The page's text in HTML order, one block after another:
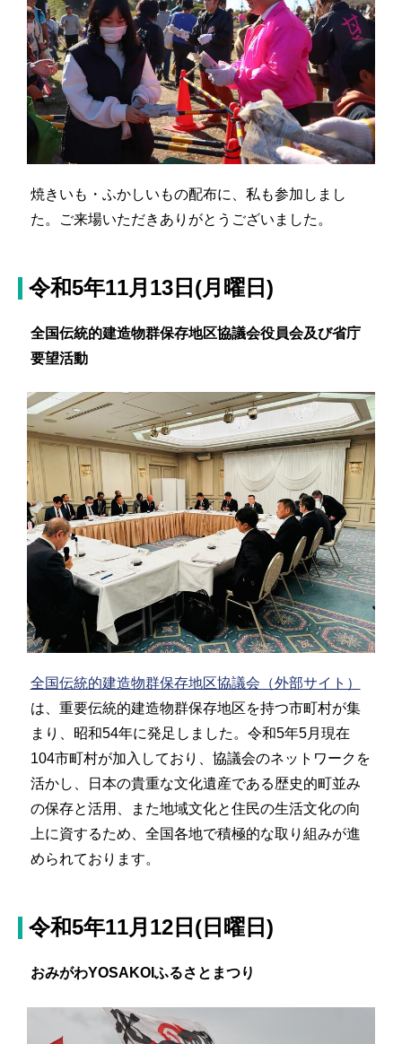
焼きいも・ふかしいもの配布に、私も参加しまし
た。ご来場いただきありがとうございました。
令和5年11月13日(月曜日)
全国伝統的建造物群保存地区協議会役員会及び省庁
要望活動
全国伝統的建造物群保存地区協議会（外部サイト）
は、重要伝統的建造物群保存地区を持つ市町村が集
まり、昭和54年に発足しました。令和5年5月現在
104市町村が加入しており、協議会のネットワークを
活かし、日本の貴重な文化遺産である歴史的町並み
の保存と活用、また地域文化と住民の生活文化の向
上に資するため、全国各地で積極的な取り組みが進
められております。
令和5年11月12日(日曜日)
おみがわYOSAKOIふるさとまつり